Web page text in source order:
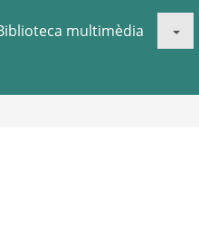
multimèdia